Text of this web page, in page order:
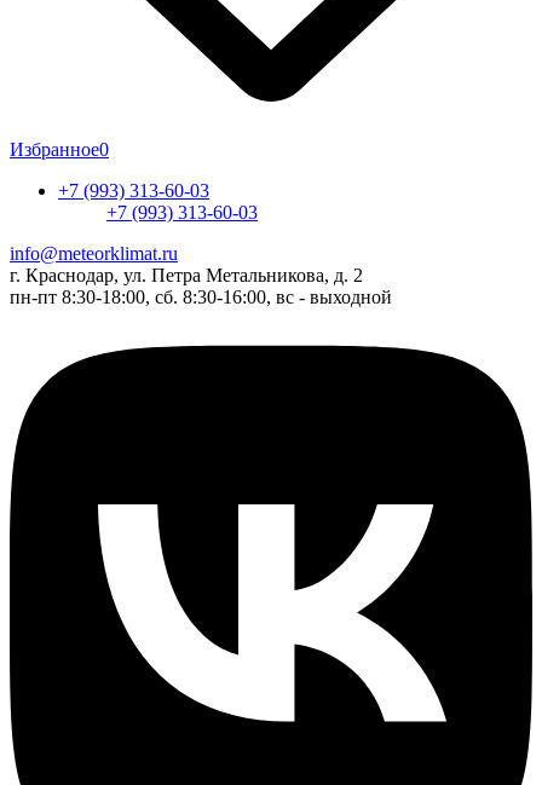
Избранное0
+7 (993) 313-60-03
+7 (993) 313-60-03
info@meteorklimat.ru
г. Краснодар, ул. Петра Метальникова, д. 2
пн-пт 8:30-18:00, сб. 8:30-16:00, вс - выходной